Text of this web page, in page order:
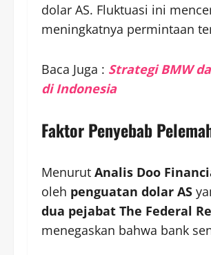
dolar AS. Fluktuasi ini
meningkatnya permintaan
Baca Juga : Strategi BMW
di Indonesia
Faktor Penyebab
Menurut Analis Doo
oleh penguatan dolar AS
dua pejabat The Federal
menegaskan bahwa bank